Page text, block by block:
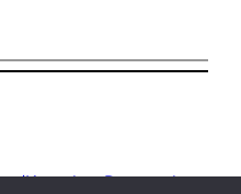
Kontakt Datenschutz